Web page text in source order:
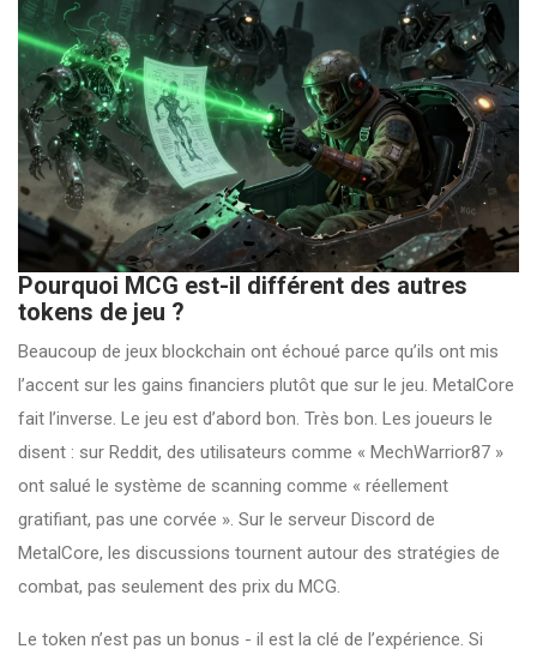
Pourquoi MCG est-il différent des autres
tokens de jeu ?
Beaucoup de jeux blockchain ont échoué parce qu’ils ont mis
l’accent sur les gains financiers plutôt que sur le jeu. MetalCore
fait l’inverse. Le jeu est d’abord bon. Très bon. Les joueurs le
disent : sur Reddit, des utilisateurs comme « MechWarrior87 »
ont salué le système de scanning comme « réellement
gratifiant, pas une corvée ». Sur le serveur Discord de
MetalCore, les discussions tournent autour des stratégies de
combat, pas seulement des prix du MCG.
Le token n’est pas un bonus - il est la clé de l’expérience. Si